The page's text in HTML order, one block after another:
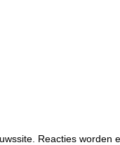
Reacties worden